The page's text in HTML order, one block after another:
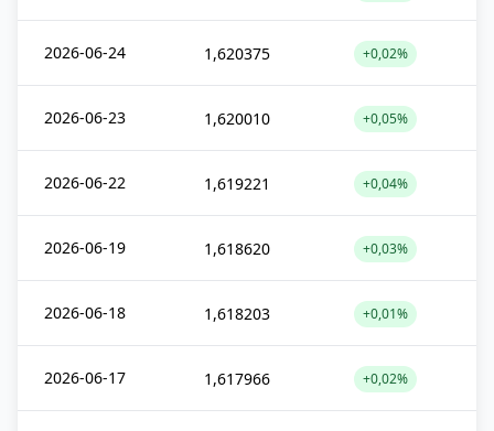
2026-06-24 1,620375 +0,02%
2026-06-23 1,620010 +0,05%
2026-06-22 1,619221 +0,04%
2026-06-19 1,618620 +0,03%
2026-06-18 1,618203 +0,01%
2026-06-17 1,617966 +0,02%